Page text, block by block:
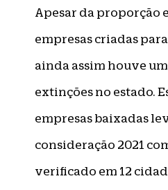
Apesar da proporção
empresas criadas
ainda assim houve
extinções no estado.
empresas baixadas
consideração 2021
verificado em 12